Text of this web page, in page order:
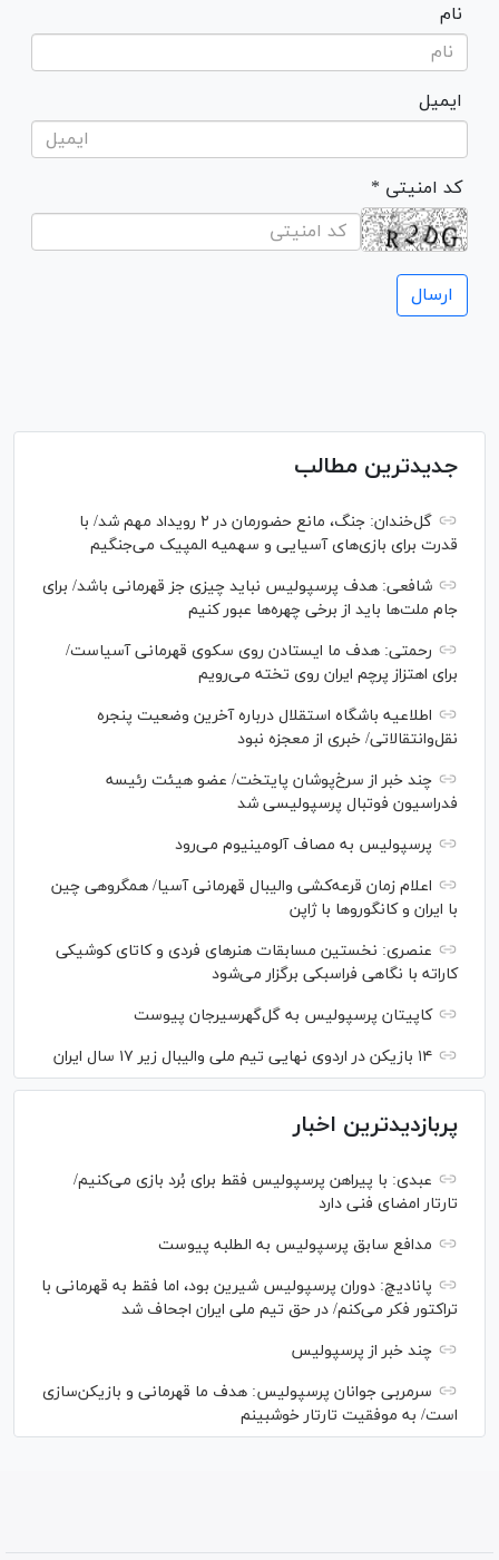
نام
ایمیل
* کد امنیتی
جدیدترین مطالب
گل‌خندان: جنگ، مانع حضورمان در ۲ رویداد مهم شد/ با
قدرت برای بازی‌های آسیایی و سهمیه المپیک می‌جنگیم
شافعی: هدف پرسپولیس نباید چیزی جز قهرمانی باشد/ برای
جام ملت‌ها باید از برخی چهره‌ها عبور کنیم
رحمتی: هدف ما ایستادن روی سکوی قهرمانی آسیاست/
برای اهتزاز پرچم ایران روی تخته می‌رویم
اطلاعیه باشگاه استقلال درباره آخرین وضعیت پنجره
نقل‌وانتقالاتی/ خبری از معجزه نبود
چند خبر از سرخ‌پوشان پایتخت/ عضو هیئت رئیسه
فدراسیون فوتبال پرسپولیسی شد
پرسپولیس به مصاف آلومینیوم می‌رود
اعلام زمان قرعه‌کشی والیبال قهرمانی آسیا/ همگروهی چین
با ایران و کانگورو‌ها با ژاپن
عنصری: نخستین مسابقات هنر‌های فردی و کاتای کوشیکی
کاراته با نگاهی فراسبکی برگزار می‌شود
کاپیتان پرسپولیس به گل‌گهرسیرجان پیوست
۱۴ بازیکن در اردوی نهایی تیم ملی والیبال زیر ۱۷ سال ایران
پربازدیدترین اخبار
عبدی: با پیراهن پرسپولیس فقط برای بُرد بازی می‌کنیم/
تارتار امضای فنی دارد
مدافع سابق پرسپولیس به الطلبه پیوست
پانادیچ: دوران پرسپولیس شیرین بود، اما فقط به قهرمانی با
تراکتور فکر می‌کنم/ در حق تیم ملی ایران اجحاف شد
چند خبر از پرسپولیس
سرمربی جوانان پرسپولیس: هدف ما قهرمانی و بازیکن‌سازی
است/ به موفقیت تارتار خوشبینم